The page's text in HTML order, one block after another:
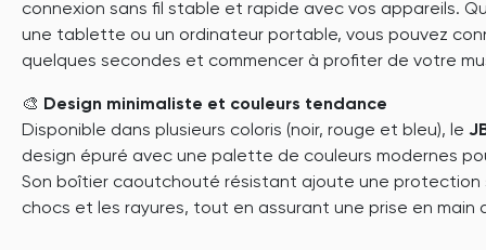
connexion sans fil stable et rapide avec vos appareils.
une tablette ou un ordinateur portable, vous pouvez
quelques secondes et commencer à profiter de votre
🎨 Design minimaliste et couleurs tendance
Disponible dans plusieurs coloris (noir, rouge et bleu), le
design épuré avec une palette de couleurs modernes
Son boîtier caoutchouté résistant ajoute une protection
chocs et les rayures, tout en assurant une prise en main